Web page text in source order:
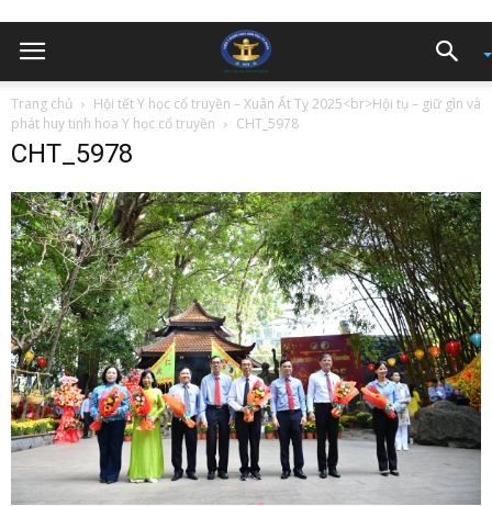
Trang chủ
Hội tết Y học cổ truyền – Xuân Ất Tỵ 2025<br>Hội tụ – giữ gìn và
phát huy tinh hoa Y học cổ truyền
CHT_5978
CHT_5978